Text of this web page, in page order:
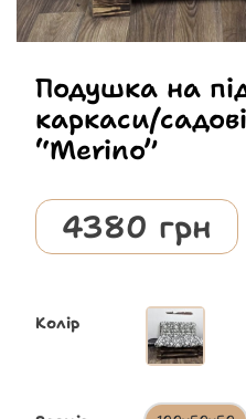
Подушка на
каркаси/
“Merino”
4380 грн
Колір